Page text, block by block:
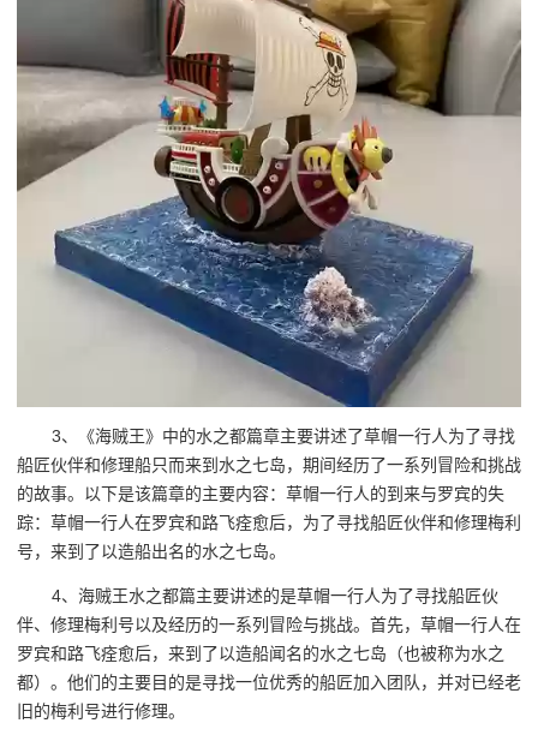
3、《海贼王》中的水之都篇章主要讲述了草帽一行人为了寻找
船匠伙伴和修理船只而来到水之七岛，期间经历了一系列冒险和挑战
的故事。以下是该篇章的主要内容：草帽一行人的到来与罗宾的失
踪：草帽一行人在罗宾和路飞痊愈后，为了寻找船匠伙伴和修理梅利
号，来到了以造船出名的水之七岛。
4、海贼王水之都篇主要讲述的是草帽一行人为了寻找船匠伙
伴、修理梅利号以及经历的一系列冒险与挑战。首先，草帽一行人在
罗宾和路飞痊愈后，来到了以造船闻名的水之七岛（也被称为水之
都）。他们的主要目的是寻找一位优秀的船匠加入团队，并对已经老
旧的梅利号进行修理。